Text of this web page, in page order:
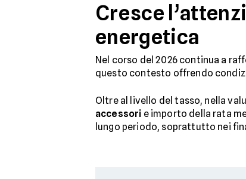
Cresce
energetica
Nel corso del 2026 continua a
questo contesto offrendo
Oltre al livello del tasso, nella
accessori e importo della rata
lungo periodo, soprattutto nei